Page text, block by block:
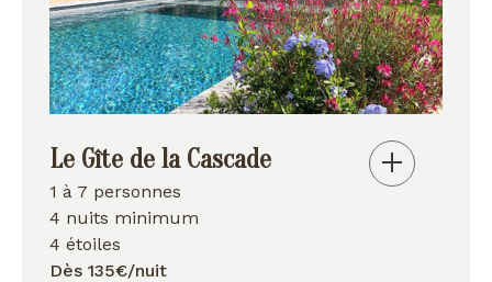
Le Gîte de la Cascade
1 à 7 personnes
4 nuits minimum
4 étoiles
Dès 135€/nuit